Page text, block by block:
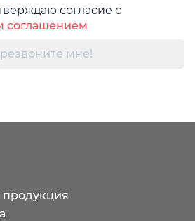
согласие с
соглашением
мне!
продукция